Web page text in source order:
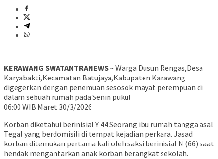
KERAWANG SWATANTRANEWS~ Warga Dusun Rengas,Desa
Karyabakti,Kecamatan Batujaya,Kabupaten Karawang
digegerkan dengan penemuan sesosok mayat perempuan di
dalam sebuah rumah pada Senin pukul
06:00 WIB Maret 30/3/2026
​Korban diketahui berinisial Y 44 Seorang ibu rumah tangga asal
Tegal yang berdomisili di tempat kejadian perkara. Jasad
korban ditemukan pertama kali oleh saksi berinisial N (66) saat
hendak mengantarkan anak korban berangkat sekolah.